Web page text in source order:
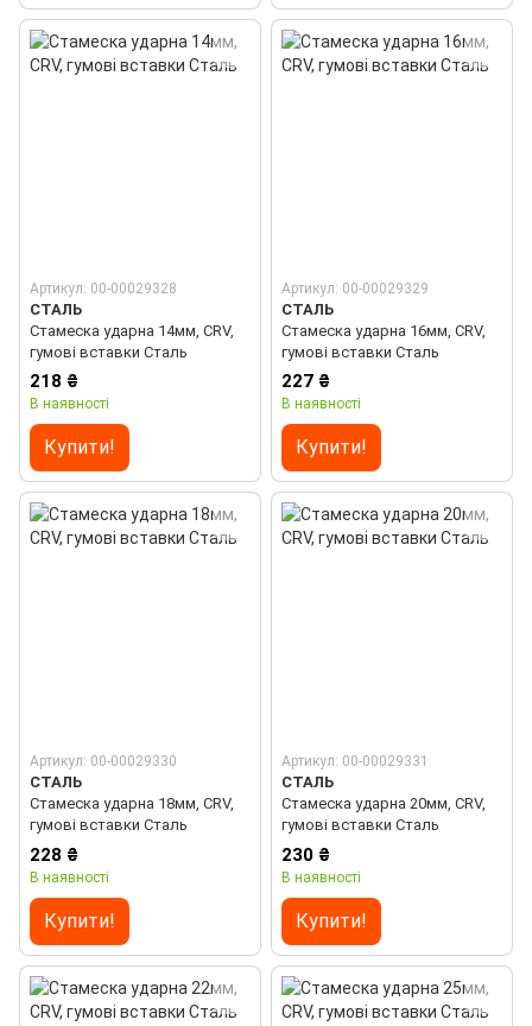
Артикул: 00-00029328
СТАЛЬ
Стамеска ударна 14мм, CRV,
гумові вставки Сталь
218 ₴
В наявності
Купити!
Артикул: 00-00029329
СТАЛЬ
Стамеска ударна 16мм, CRV,
гумові вставки Сталь
227 ₴
В наявності
Купити!
Артикул: 00-00029330
СТАЛЬ
Стамеска ударна 18мм, CRV,
гумові вставки Сталь
228 ₴
В наявності
Купити!
Артикул: 00-00029331
СТАЛЬ
Стамеска ударна 20мм, CRV,
гумові вставки Сталь
230 ₴
В наявності
Купити!